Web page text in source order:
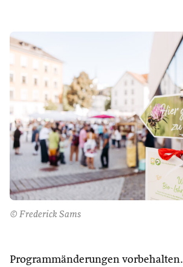
© Frederick Sams
Programmänderungen vorbehalten.